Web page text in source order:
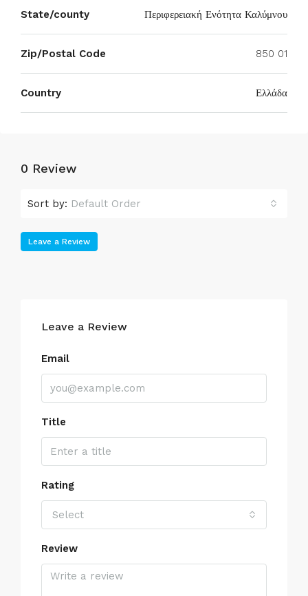
State/county Περιφερειακή Ενότητα Καλύμνου
Zip/Postal Code 850 01
Country Ελλάδα
0 Review
Sort by: Default Order
Leave a Review
Leave a Review
Email
Title
Rating
Select
Review